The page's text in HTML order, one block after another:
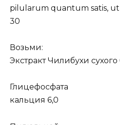
pilularum quantum satis,
30
Возьми:
Экстракт Чилибухи сухого
Глицефосфата
кальция 6,0